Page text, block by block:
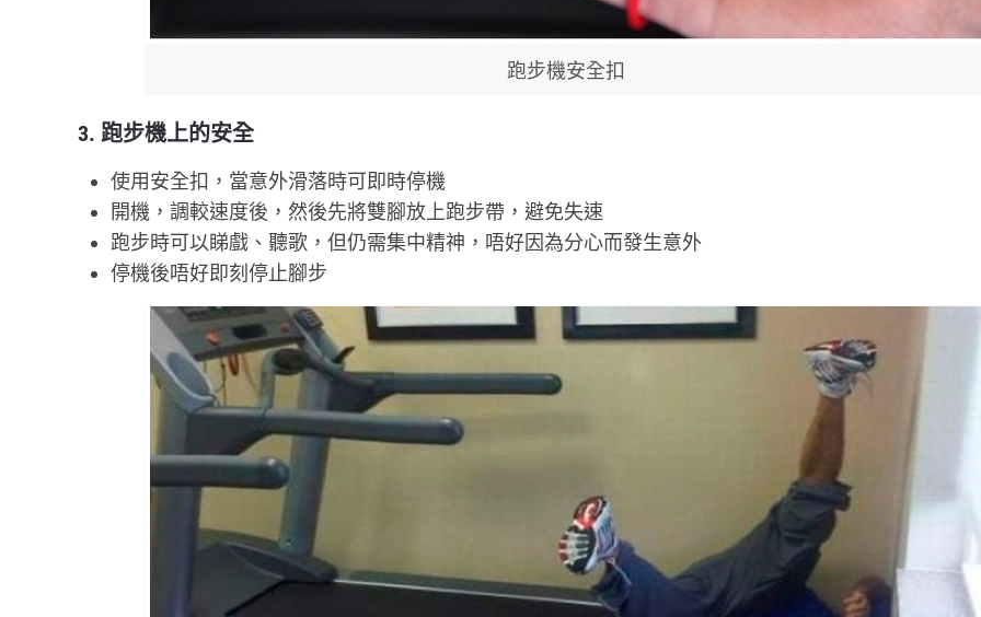
跑步機安全扣
3. 跑步機上的安全
使用安全扣，當意外滑落時可即時停機
開機，調較速度後，然後先將雙腳放上跑步帶，避免失速
跑步時可以睇戲、聽歌，但仍需集中精神，唔好因為分心而發生意外
停機後唔好即刻停止腳步